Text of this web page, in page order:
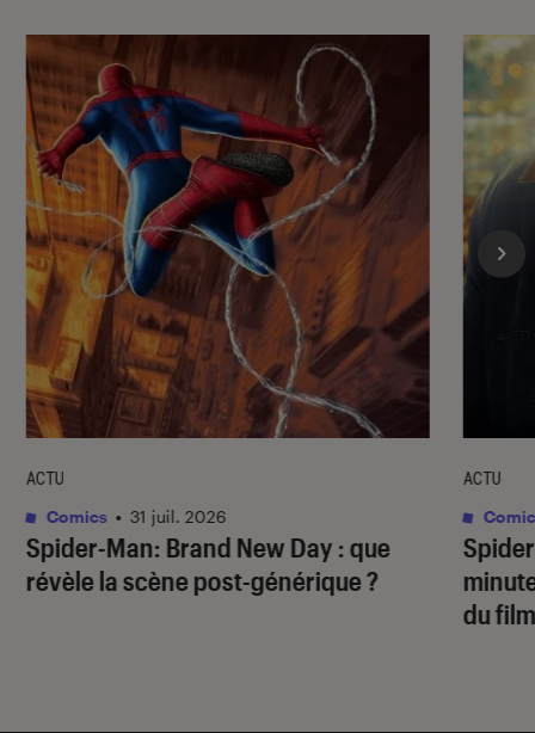
Spider-Man: Brand New Day : que
révèle la scène post-générique ?
ACTU
Comics • 31 juil. 2026
du
ACTU